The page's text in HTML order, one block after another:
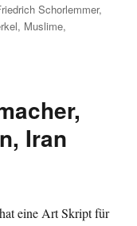
Schorlemmer,
, Muslime,
Iran
hat eine Art Skript für